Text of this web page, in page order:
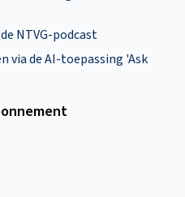
NTVG-podcast
via de AI-toepassing 'Ask